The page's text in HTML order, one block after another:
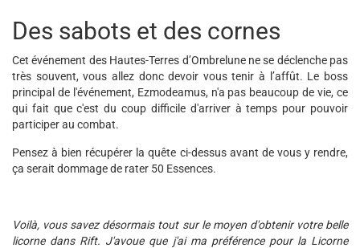
Des sabots et des cornes
Cet événement des Hautes-Terres d’Ombrelune ne se déclenche pas
très souvent, vous allez donc devoir vous tenir à l’affût. Le boss
principal de l'événement, Ezmodeamus, n'a pas beaucoup de vie, ce
qui fait que c'est du coup difficile d'arriver à temps pour pouvoir
participer au combat.
Pensez à bien récupérer la quête ci-dessus avant de vous y rendre,
ça serait dommage de rater 50 Essences.
Voilà, vous savez désormais tout sur le moyen d'obtenir votre belle
licorne dans Rift. J'avoue que j'ai ma préférence pour la Licorne